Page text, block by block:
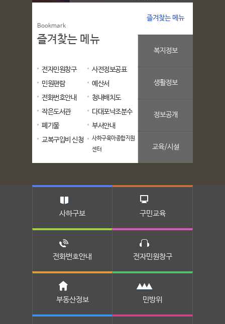
즐겨찾는 메뉴
Bookmark
즐겨찾는 메뉴
전자민원창구
사전정보공표
민원편람
예산서
전화번호안내
청내배치도
작은도서관
다대포낙조분수
폐기물
부서안내
교복구입비 신청
사하구육아종합지원
센터
복지정보
생활정보
정보공개
교육/시설
사하구보 구민교육
전화번호안내 전자민원창구
부동산정보 민방위